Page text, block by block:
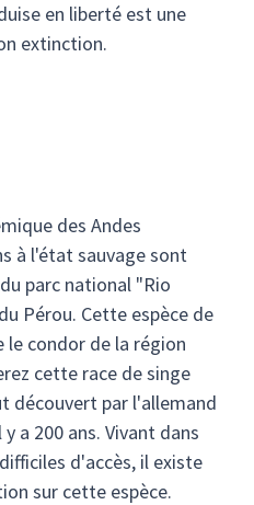
en liberté est une
extinction.
des Andes
à l'état sauvage sont
parc national "Rio
Pérou. Cette espèce de
le condor de la région
cette race de singe
découvert par l'allemand
a 200 ans. Vivant dans
d'accès, il existe
sur cette espèce.